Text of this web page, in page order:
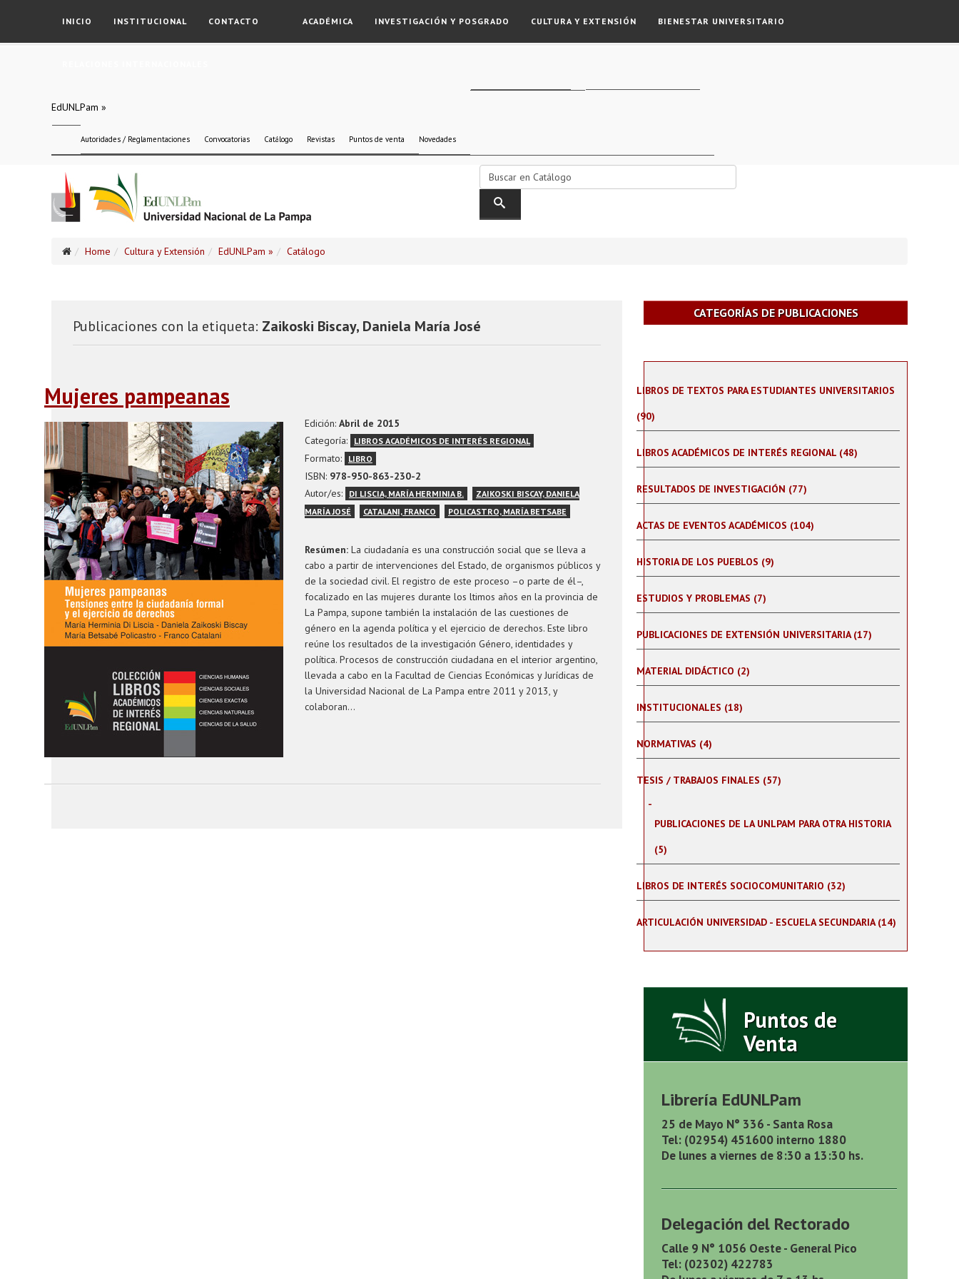
INICIO INSTITUCIONAL CONTACTO ACADÉMICA INVESTIGACIÓN Y POSGRADO CULTURA Y EXTENSIÓN BIENESTAR UNIVERSITARIO
EdUNLPam »
Autoridades / Reglamentaciones Convocatorias Catálogo Revistas Puntos de venta Novedades
Home Cultura y Extensión EdUNLPam » Catálogo
Publicaciones con la etiqueta: Zaikoski Biscay, Daniela María José
Mujeres pampeanas
Edición: Abril de 2015
Categoría:
LIBROS ACADÉMICOS DE INTERÉS REGIONAL
Formato: LIBRO
ISBN: 978-950-863-230-2
Autor/es:
DI LISCIA, MARÍA HERMINIA B.
ZAIKOSKI BISCAY, DANIELA
MARÍA JOSÉ
CATALANI, FRANCO POLICASTRO, MARÍA BETSABE
Resúmen: La ciudadanía es una construcción social que se lleva a
cabo a partir de intervenciones del Estado, de organismos públicos y
de la sociedad civil. El registro de este proceso –o parte de él–,
focalizado en las mujeres durante los ltimos años en la provincia de
La Pampa, supone también la instalación de las cuestiones de
género en la agenda política y el ejercicio de derechos. Este libro
reúne los resultados de la investigación Género, identidades y
política. Procesos de construcción ciudadana en el interior argentino,
llevada a cabo en la Facultad de Ciencias Económicas y Jurídicas de
la Universidad Nacional de La Pampa entre 2011 y 2013, y
colaboran...
CATEGORÍAS DE PUBLICACIONES
LIBROS DE TEXTOS PARA ESTUDIANTES UNIVERSITARIOS
(90)
LIBROS ACADÉMICOS DE INTERÉS REGIONAL (48)
RESULTADOS DE INVESTIGACIÓN (77)
ACTAS DE EVENTOS ACADÉMICOS (104)
HISTORIA DE LOS PUEBLOS (9)
ESTUDIOS Y PROBLEMAS (7)
PUBLICACIONES DE EXTENSIÓN UNIVERSITARIA (17)
MATERIAL DIDÁCTICO (2)
INSTITUCIONALES (18)
NORMATIVAS (4)
TESIS / TRABAJOS FINALES (57)
PUBLICACIONES DE LA UNLPAM PARA OTRA HISTORIA
(5)
LIBROS DE INTERÉS SOCIOCOMUNITARIO (32)
ARTICULACIÓN UNIVERSIDAD - ESCUELA SECUNDARIA (14)
Puntos de
Venta
Librería EdUNLPam
25 de Mayo N° 336 - Santa Rosa
Tel: (02954) 451600 interno 1880
De lunes a viernes de 8:30 a 13:30 hs.
Delegación del Rectorado
Calle 9 N° 1056 Oeste - General Pico
Tel: (02302) 422783